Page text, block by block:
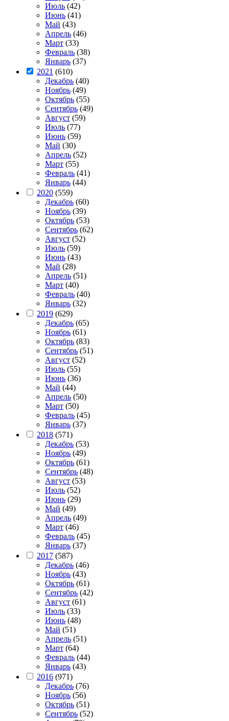
Июль (42)
Июнь (41)
Май (43)
Апрель (46)
Март (33)
Февраль (38)
Январь (37)
2021 (610)
Декабрь (40)
Ноябрь (49)
Октябрь (55)
Сентябрь (49)
Август (59)
Июль (77)
Июнь (59)
Май (30)
Апрель (52)
Март (55)
Февраль (41)
Январь (44)
2020 (559)
Декабрь (60)
Ноябрь (39)
Октябрь (53)
Сентябрь (62)
Август (52)
Июль (59)
Июнь (43)
Май (28)
Апрель (51)
Март (40)
Февраль (40)
Январь (32)
2019 (629)
Декабрь (65)
Ноябрь (61)
Октябрь (83)
Сентябрь (51)
Август (52)
Июль (55)
Июнь (36)
Май (44)
Апрель (50)
Март (50)
Февраль (45)
Январь (37)
2018 (571)
Декабрь (53)
Ноябрь (49)
Октябрь (61)
Сентябрь (48)
Август (53)
Июль (52)
Июнь (29)
Май (49)
Апрель (49)
Март (46)
Февраль (45)
Январь (37)
2017 (587)
Декабрь (46)
Ноябрь (43)
Октябрь (61)
Сентябрь (42)
Август (61)
Июль (33)
Июнь (48)
Май (51)
Апрель (51)
Март (64)
Февраль (44)
Январь (43)
2016 (971)
Декабрь (76)
Ноябрь (56)
Октябрь (51)
Сентябрь (52)